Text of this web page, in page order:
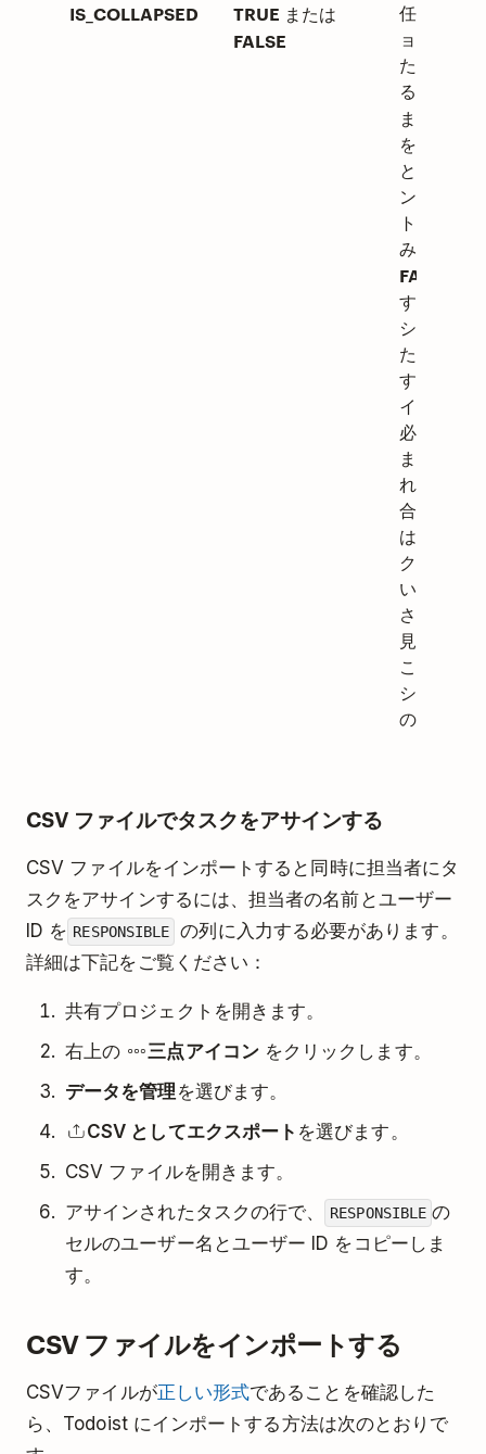
IS_COLLAPSED TRUE または
FALSE
任意。セ
ョンを折
たむか展
るかを制
ます。
を使用する
と、セク
ンをデフ
トで折り
みます。
FALSE
すると、
ションを
たままに
す。この
インポー
必須では
ません。
れていな
合、
はすべて
クション
いている/
されてい
見なしま
この列は
ションに
のもので
CSV ファイルでタスクをアサインする
CSV ファイルをインポートすると同時に担当者にタ
スクをアサインするには、担当者の名前とユーザー
ID を RESPONSIBLE
の列に入力する必要があります。
詳細は下記をご覧ください：
共有プロジェクトを開きます。
右上の
三点アイコンをクリックします。
データを管理 を選びます。
CSV としてエクスポート を選びます。
CSV ファイルを開きます。
アサインされたタスクの行で、
RESPONSIBLE の
セルのユーザー名とユーザー ID をコピーしま
す。
CSV ファイルをインポートする
CSVファイルが正しい形式であることを確認した
ら、Todoist にインポートする方法は次のとおりで